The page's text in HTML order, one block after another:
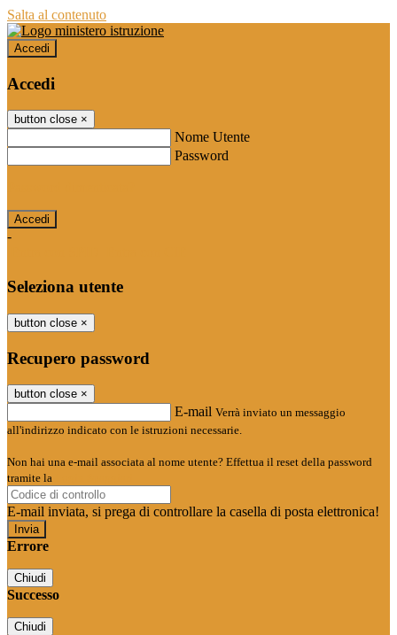
Salta al contenuto
Accedi
Accedi
button close ×
Nome Utente
Password
-
Seleziona utente
button close ×
Recupero password
button close ×
E-mail Verrà inviato un messaggio
all'indirizzo indicato con le istruzioni necessarie.
Non hai una e-mail associata al nome utente? Effettua il reset della password
tramite la
E-mail inviata, si prega di controllare la casella di posta elettronica!
Errore
Chiudi
Successo
Chiudi